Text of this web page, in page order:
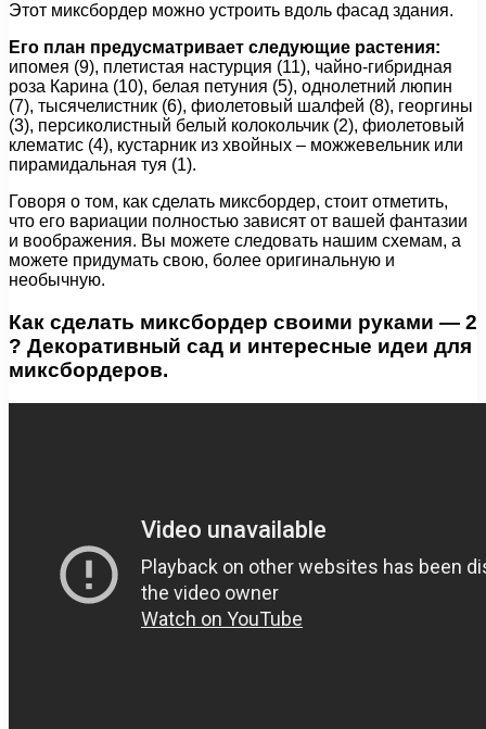
Этот миксбордер можно устроить вдоль фасад здания.
Его план предусматривает следующие растения:
ипомея (9), плетистая настурция (11), чайно-гибридная
роза Карина (10), белая петуния (5), однолетний люпин
(7), тысячелистник (6), фиолетовый шалфей (8), георгины
(3), персиколистный белый колокольчик (2), фиолетовый
клематис (4), кустарник из хвойных – можжевельник или
пирамидальная туя (1).
Говоря о том, как сделать миксбордер, стоит отметить,
что его вариации полностью зависят от вашей фантазии
и воображения. Вы можете следовать нашим схемам, а
можете придумать свою, более оригинальную и
необычную.
Как сделать миксбордер своими руками — 2
? Декоративный сад и интересные идеи для
миксбордеров.